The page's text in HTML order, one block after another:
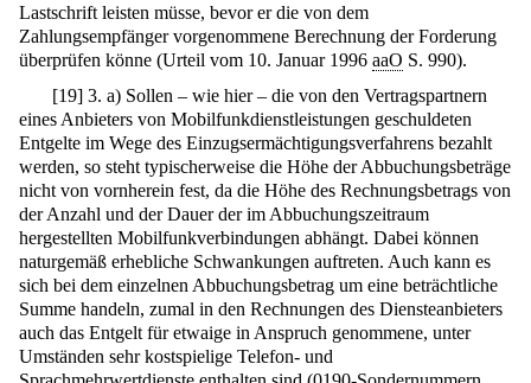
Lastschrift leisten müsse, bevor er die von dem
Zahlungsempfänger vorgenommene Berechnung der Forderung
überprüfen könne (Urteil vom 10. Januar 1996 aaO S. 990).
[19] 3. a) Sollen – wie hier – die von den Vertragspartnern
eines Anbieters von Mobilfunkdienstleistungen geschuldeten
Entgelte im Wege des Einzugsermächtigungsverfahrens bezahlt
werden, so steht typischerweise die Höhe der Abbuchungsbeträge
nicht von vornherein fest, da die Höhe des Rechnungsbetrags von
der Anzahl und der Dauer der im Abbuchungszeitraum
hergestellten Mobilfunkverbindungen abhängt. Dabei können
naturgemäß erhebliche Schwankungen auftreten. Auch kann es
sich bei dem einzelnen Abbuchungsbetrag um eine beträchtliche
Summe handeln, zumal in den Rechnungen des Diensteanbieters
auch das Entgelt für etwaige in Anspruch genommene, unter
Umständen sehr kostspielige Telefon- und